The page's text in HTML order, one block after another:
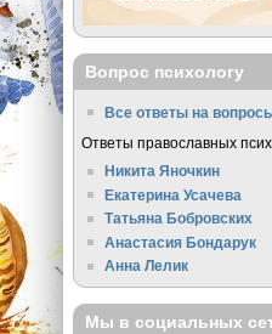
Вопрос психологу
Все ответы на
Ответы православных
Никита Яночкин
Екатерина Усачева
Татьяна Бобровских
Анастасия Бондарук
Анна Лелик
Мы в социальных